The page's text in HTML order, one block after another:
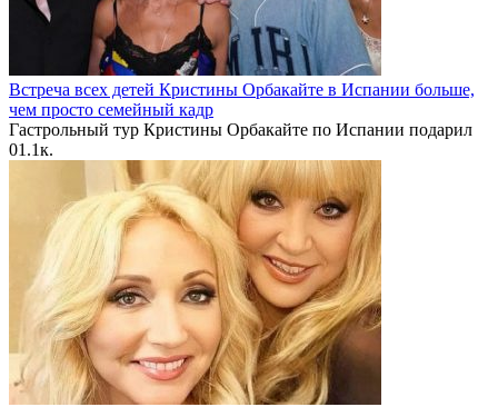
Встреча всех детей Кристины Орбакайте в Испании больше,
чем просто семейный кадр
Гастрольный тур Кристины Орбакайте по Испании подарил
01.1к.